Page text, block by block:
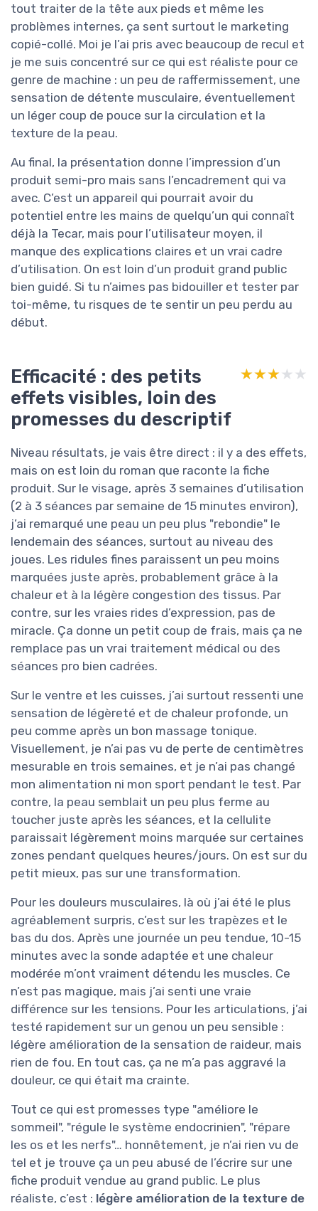
tout traiter de la tête aux pieds et même les
problèmes internes, ça sent surtout le marketing
copié-collé. Moi je l’ai pris avec beaucoup de recul et
je me suis concentré sur ce qui est réaliste pour ce
genre de machine : un peu de raffermissement, une
sensation de détente musculaire, éventuellement
un léger coup de pouce sur la circulation et la
texture de la peau.
Au final, la présentation donne l’impression d’un
produit semi-pro mais sans l’encadrement qui va
avec. C’est un appareil qui pourrait avoir du
potentiel entre les mains de quelqu’un qui connaît
déjà la Tecar, mais pour l’utilisateur moyen, il
manque des explications claires et un vrai cadre
d’utilisation. On est loin d’un produit grand public
bien guidé. Si tu n’aimes pas bidouiller et tester par
toi-même, tu risques de te sentir un peu perdu au
début.
Efficacité : des petits
effets visibles, loin des
promesses du descriptif
★★★★★
★★★★★
Niveau résultats, je vais être direct : il y a des effets,
mais on est loin du roman que raconte la fiche
produit. Sur le visage, après 3 semaines d’utilisation
(2 à 3 séances par semaine de 15 minutes environ),
j’ai remarqué une peau un peu plus "rebondie" le
lendemain des séances, surtout au niveau des
joues. Les ridules fines paraissent un peu moins
marquées juste après, probablement grâce à la
chaleur et à la légère congestion des tissus. Par
contre, sur les vraies rides d’expression, pas de
miracle. Ça donne un petit coup de frais, mais ça ne
remplace pas un vrai traitement médical ou des
séances pro bien cadrées.
Sur le ventre et les cuisses, j’ai surtout ressenti une
sensation de légèreté et de chaleur profonde, un
peu comme après un bon massage tonique.
Visuellement, je n’ai pas vu de perte de centimètres
mesurable en trois semaines, et je n’ai pas changé
mon alimentation ni mon sport pendant le test. Par
contre, la peau semblait un peu plus ferme au
toucher juste après les séances, et la cellulite
paraissait légèrement moins marquée sur certaines
zones pendant quelques heures/jours. On est sur du
petit mieux, pas sur une transformation.
Pour les douleurs musculaires, là où j’ai été le plus
agréablement surpris, c’est sur les trapèzes et le
bas du dos. Après une journée un peu tendue, 10-15
minutes avec la sonde adaptée et une chaleur
modérée m’ont vraiment détendu les muscles. Ce
n’est pas magique, mais j’ai senti une vraie
différence sur les tensions. Pour les articulations, j’ai
testé rapidement sur un genou un peu sensible :
légère amélioration de la sensation de raideur, mais
rien de fou. En tout cas, ça ne m’a pas aggravé la
douleur, ce qui était ma crainte.
Tout ce qui est promesses type "améliore le
sommeil", "régule le système endocrinien", "répare
les os et les nerfs"… honnêtement, je n’ai rien vu de
tel et je trouve ça un peu abusé de l’écrire sur une
fiche produit vendue au grand public. Le plus
réaliste, c’est : légère amélioration de la texture de